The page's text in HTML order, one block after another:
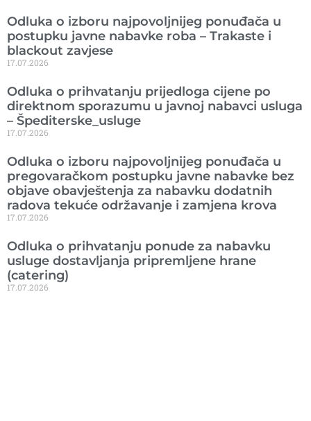
Odluka o izboru najpovoljnijeg ponuđača u
postupku javne nabavke roba – Trakaste i
blackout zavjese
17.07.2026
Odluka o prihvatanju prijedloga cijene po
direktnom sporazumu u javnoj nabavci usluga
– Špediterske_usluge
17.07.2026
Odluka o izboru najpovoljnijeg ponuđača u
pregovaračkom postupku javne nabavke bez
objave obavještenja za nabavku dodatnih
radova tekuće održavanje i zamjena krova
17.07.2026
Odluka o prihvatanju ponude za nabavku
usluge dostavljanja pripremljene hrane
(catering)
17.07.2026